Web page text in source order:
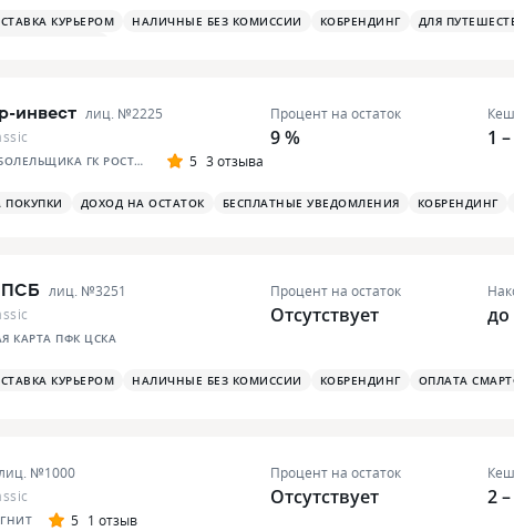
КУРЬЕРОМ НАЛИЧНЫЕ БЕЗ КОМИССИИ КОБРЕНДИНГ ДЛЯ
инвест лиц. №2225
КАРТА БОЛЕЛЬЩИКА ГК РОСТОВ-ДОН 5 3 отзыва
Процент на остаток
9 % 1
ПОКУПКИ ДОХОД НА ОСТАТОК БЕСПЛАТНЫЕ УВЕДОМЛЕНИЯ КОБРЕНДИНГ
ПСБ лиц. №3251
КАРТА ПФК ЦСКА
Процент на остаток
Отсутствует до
КУРЬЕРОМ НАЛИЧНЫЕ БЕЗ КОМИССИИ КОБРЕНДИНГ ОПЛАТА
№1000
5 1 отзыв
Процент на остаток
Отсутствует 2